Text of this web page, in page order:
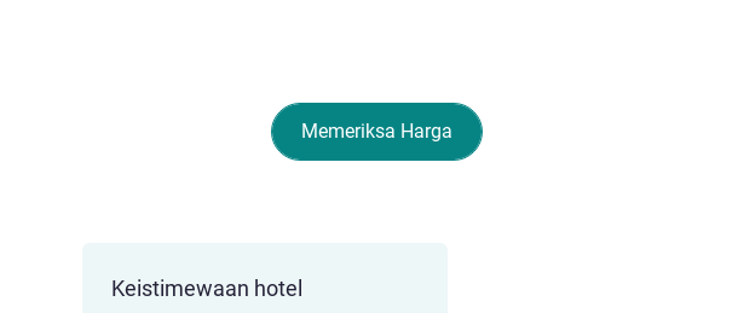
Memeriksa Harga
Keistimewaan hotel